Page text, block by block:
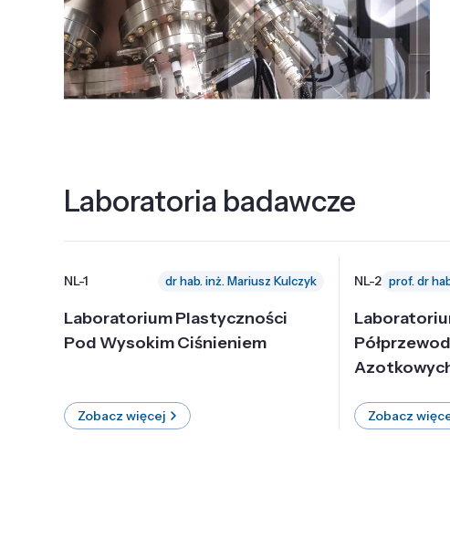
Laboratoria badawcze
NL-1 dr hab. inż. Mariusz Kulczyk
Laboratorium Plastyczności
Pod Wysokim Ciśnieniem
Zobacz więcej
NL-2
Zobacz